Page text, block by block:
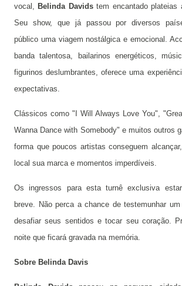
vocal, Belinda Davidstem encantado plateias
Seu show, que já passou por diversos
público uma viagem nostálgica e emocional.
banda talentosa, bailarinos energéticos,
figurinos deslumbrantes, oferece uma
expectativas.
Clássicos como "I Will Always Love You",
Wanna Dance with Somebody" e muitos outros
forma que poucos artistas conseguem
local sua marca e momentos imperdíveis.
Os ingressos para esta turnê exclusiva
breve. Não perca a chance de testemunhar
desafiar seus sentidos e tocar seu coração.
noite que ficará gravada na memória.
Sobre Belinda Davis